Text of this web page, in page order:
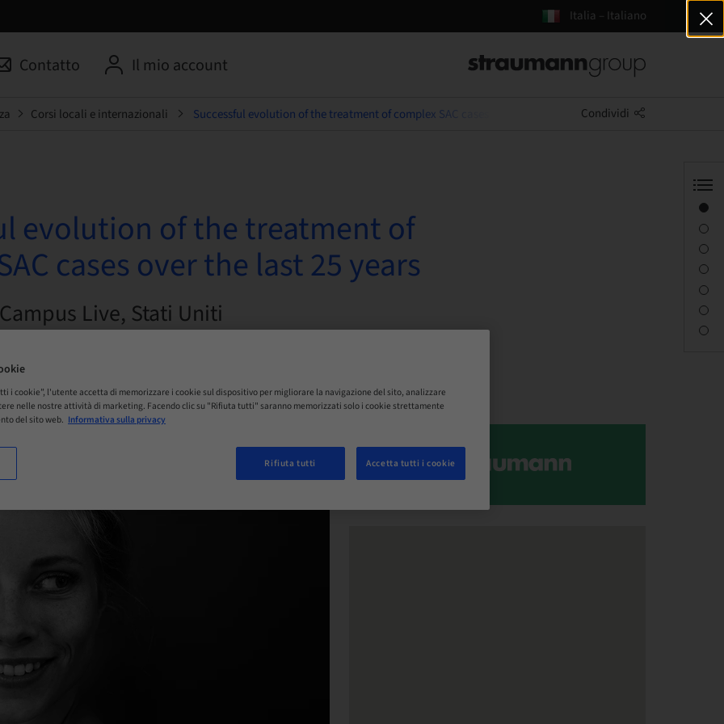
Italia – Italiano
Contatto Il mio account
Corsi locali e internazionali Successful evolution of the treatment of complex SAC cases over the last 25 yearsCondividi
evolution of the treatment of
cases over the last 25 years
Live, Stati Uniti
i cookie”, l'utente accetta di memorizzare i cookie sul dispositivo per migliorare la navigazione del sito, analizzare
nelle nostre attività di marketing. Facendo clic su "Rifiuta tutti" saranno memorizzati solo i cookie strettamente
del sito web. Informativa sulla privacy
Rifiuta tutti Accetta tutti i cookie